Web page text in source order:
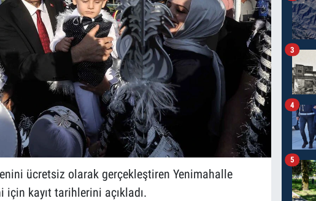
ücretsiz olarak gerçekleştiren Yenimahalle
için kayıt tarihlerini açıkladı.
3
4
5